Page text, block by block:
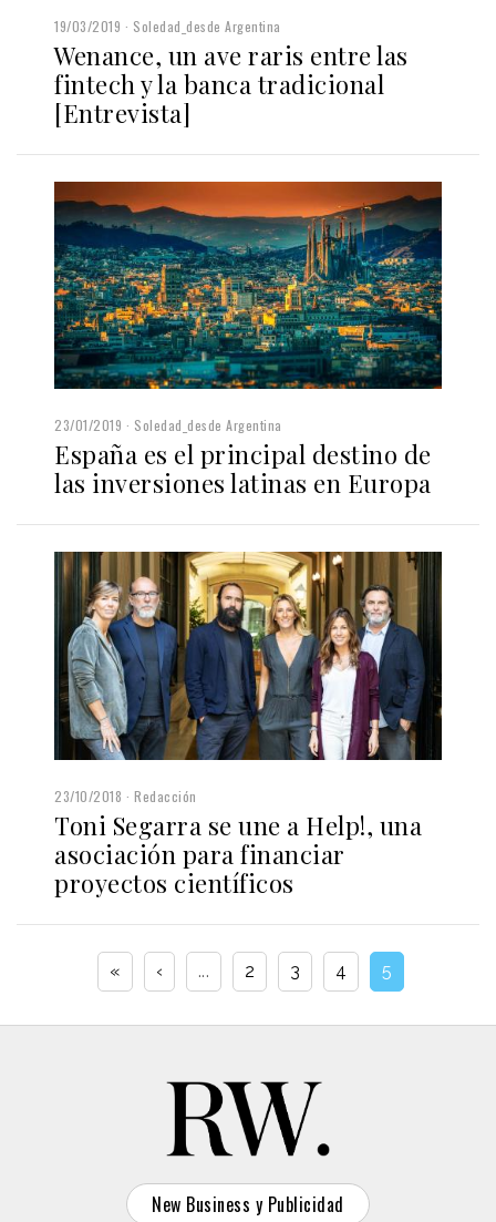
19/03/2019 Soledad_desde Argentina
Wenance, un ave raris entre las
fintech y la banca tradicional
[Entrevista]
23/01/2019 Soledad_desde Argentina
España es el principal destino de
las inversiones latinas en Europa
23/10/2018 Redacción
Toni Segarra se une a Help!, una
asociación para financiar
proyectos científicos
« ‹ ... 2 3 4 5
New Business y Publicidad